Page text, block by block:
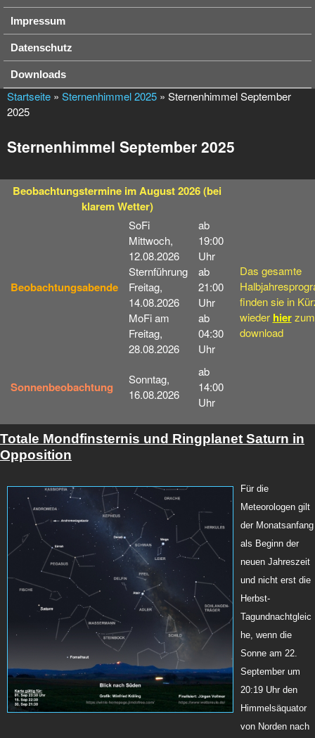
Impressum
Datenschutz
Downloads
Startseite » Sternenhimmel 2025 » Sternenhimmel September
2025
Sternenhimmel September 2025
Beobachtungstermine im August 2026(bei
klarem Wetter)
Beobachtungsabende
SoFi
Mittwoch,
12.08.2026
Sternführung
Freitag,
14.08.2026
MoFi am
Freitag,
28.08.2026
ab
19:00
Uhr
ab
21:00
Uhr
ab
04:30
Uhr
Sonnenbeobachtung
Sonntag,
16.08.2026
ab
14:00
Uhr
Das gesamte
finden sie in
wieder hierzum
download
Totale Mondfinsternis und Ringplanet Saturn in
Opposition
Für die
Meteorologen gilt
der Monatsanfang
als Beginn der
neuen Jahreszeit
und nicht erst die
Herbst-
Tagundnachtgleic
he, wenn die
Sonne am 22.
September um
20:19 Uhr den
Himmelsäquator
von Norden nach